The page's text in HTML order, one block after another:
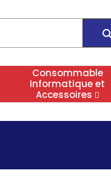
Consommable
Informatique et
Accessoires